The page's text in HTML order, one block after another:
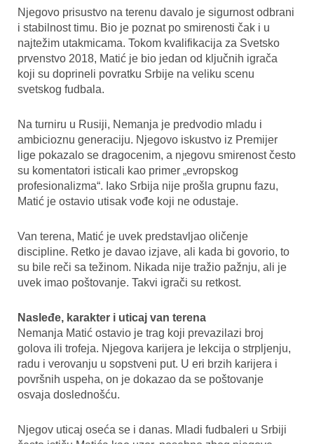
Njegovo prisustvo na terenu davalo je sigurnost odbrani
i stabilnost timu. Bio je poznat po smirenosti čak i u
najtežim utakmicama. Tokom kvalifikacija za Svetsko
prvenstvo 2018, Matić je bio jedan od ključnih igrača
koji su doprineli povratku Srbije na veliku scenu
svetskog fudbala.
Na turniru u Rusiji, Nemanja je predvodio mladu i
ambicioznu generaciju. Njegovo iskustvo iz Premijer
lige pokazalo se dragocenim, a njegovu smirenost često
su komentatori isticali kao primer „evropskog
profesionalizma“. Iako Srbija nije prošla grupnu fazu,
Matić je ostavio utisak vođe koji ne odustaje.
Van terena, Matić je uvek predstavljao oličenje
discipline. Retko je davao izjave, ali kada bi govorio, to
su bile reči sa težinom. Nikada nije tražio pažnju, ali je
uvek imao poštovanje. Takvi igrači su retkost.
Nasleđe, karakter i uticaj van terena
Nemanja Matić ostavio je trag koji prevazilazi broj
golova ili trofeja. Njegova karijera je lekcija o strpljenju,
radu i verovanju u sopstveni put. U eri brzih karijera i
površnih uspeha, on je dokazao da se poštovanje
osvaja doslednošću.
Njegov uticaj oseća se i danas. Mladi fudbaleri u Srbiji